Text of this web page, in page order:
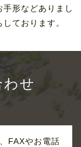
形などありまし
ております。
わせ
FAXやお電話